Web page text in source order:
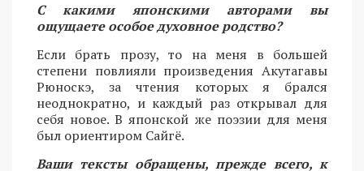
С какими японскими авторами вы
ощущаете особое духовное родство?
Если брать прозу, то на меня в большей
степени повлияли произведения Акутагавы
Рюноскэ, за чтения которых я брался
неоднократно, и каждый раз открывал для
себя новое. В японской же поэзии для меня
был ориентиром Сайгё.
Ваши тексты обращены, прежде всего, к